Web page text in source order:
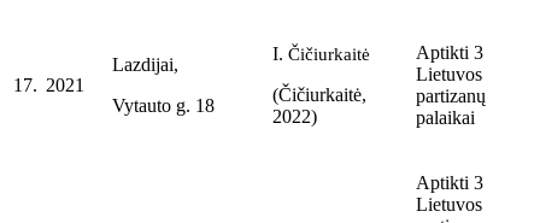
17. 2021
Lazdijai,
Vytauto g. 18
I. Čičiurkaitė
(Čičiurkaitė,
2022)
Aptikti 3
Lietuvos
partizanų
palaikai
Aptikti 3
Lietuvos